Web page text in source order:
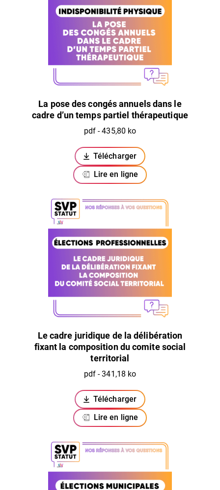
La pose des congés annuels dans le
cadre d’un temps partiel thérapeutique
pdf - 435,80 ko
Télécharger
(ouverture dans un nouvel
Lire en ligne
Le cadre juridique de la délibération
fixant la composition du comite social
territorial
pdf - 341,18 ko
Télécharger
(ouverture dans un nouvel
Lire en ligne